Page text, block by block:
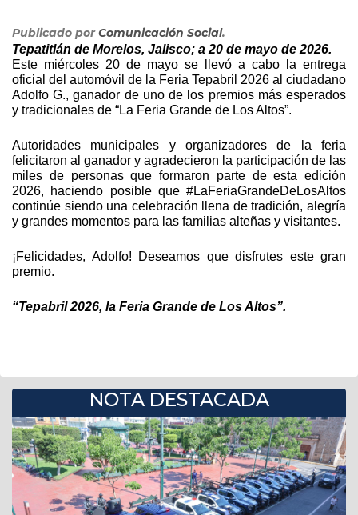
Publicado porComunicación Social.
Tepatitlán de Morelos, Jalisco; a 20 de mayo de 2026.
Este miércoles 20 de mayo se llevó a cabo la entrega
oficial del automóvil de la Feria Tepabril 2026 al ciudadano
Adolfo G., ganador de uno de los premios más esperados
y tradicionales de “La Feria Grande de Los Altos”.
Autoridades municipales y organizadores de la feria
felicitaron al ganador y agradecieron la participación de las
miles de personas que formaron parte de esta edición
2026, haciendo posible que #LaFeriaGrandeDeLosAltos
continúe siendo una celebración llena de tradición, alegría
y grandes momentos para las familias alteñas y visitantes.
¡Felicidades, Adolfo! Deseamos que disfrutes este gran
premio.
“Tepabril 2026, la Feria Grande de Los Altos”.
NOTA DESTACADA